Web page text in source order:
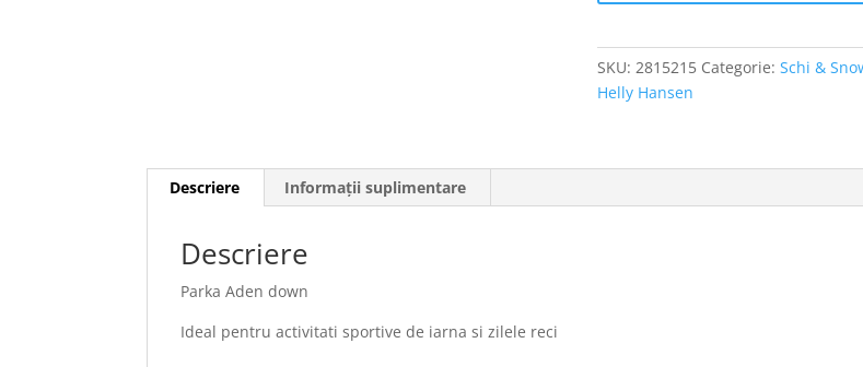
SKU: 2815215 Categorie:Schi &
Helly Hansen
Descriere Informații suplimentare
Descriere
Parka Aden down
Ideal pentru activitati sportive de iarna si zilele reci